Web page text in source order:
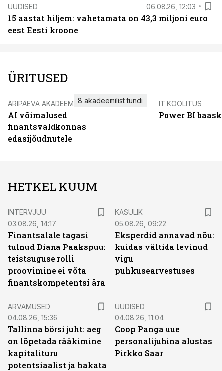
UUDISED 06.08.26, 12:03
15 aastat hiljem: vahetamata on 43,3 miljoni euro
eest Eesti kroone
ÜRITUSED
ÄRIPÄEVA AKADEEMIA
AI võimalused
finantsvaldkonnas
edasijõudnutele
8 akadeemilist tundi IT KOOLITUS
Power BI
HETKEL KUUM
INTERVJUU
03.08.26, 14:17
Finantsalale tagasi
tulnud Diana Paakspuu:
teistsuguse rolli
proovimine ei võta
finantskompetentsi ära
KASULIK
05.08.26, 09:22
Eksperdid annavad nõu:
kuidas vältida levinud
vigu
puhkusearvestuses
ARVAMUSED
04.08.26, 15:36
Tallinna börsi juht: aeg
on lõpetada rääkimine
kapitalituru
potentsiaalist ja hakata
UUDISED
04.08.26, 11:04
Coop Panga uue
personalijuhina alustas
Pirkko Saar